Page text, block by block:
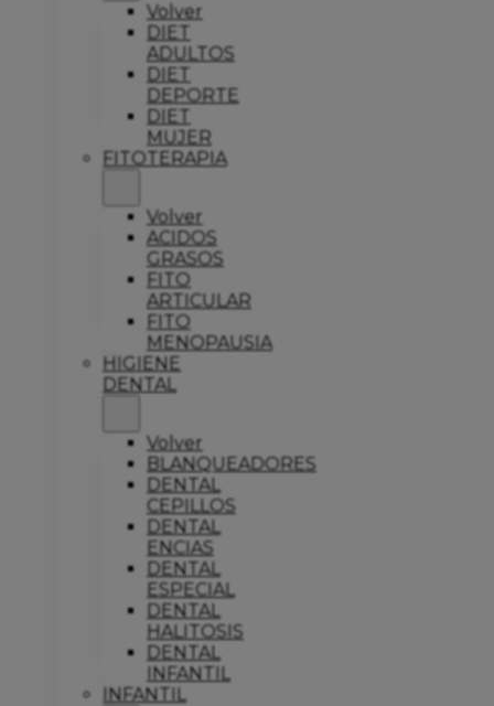
Volver
DIET
ADULTOS
DIET
DEPORTE
DIET
MUJER
FITOTERAPIA
Volver
ACIDOS
GRASOS
FITO
ARTICULAR
FITO
MENOPAUSIA
HIGIENE
DENTAL
Volver
BLANQUEADORES
DENTAL
CEPILLOS
DENTAL
ENCIAS
DENTAL
ESPECIAL
DENTAL
HALITOSIS
DENTAL
INFANTIL
INFANTIL